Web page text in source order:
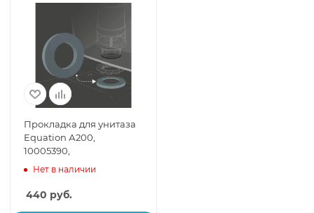
Прокладка для унитаза
Equation А200,
10005390,
Нет в наличии
440 руб.